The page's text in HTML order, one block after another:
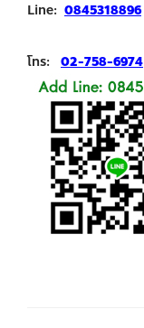
Line: 0845318896
โทร: 02-758-6974